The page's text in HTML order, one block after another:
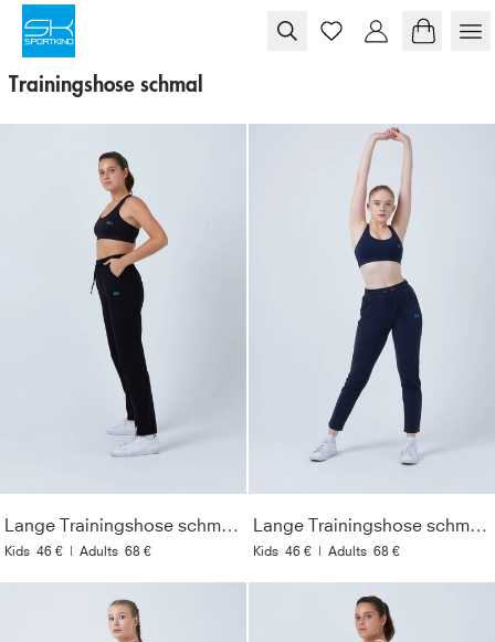
Trainingshose schmal
Lange Trainingshose schmal, schwarz
Kids 46 € | Adults 68 €
Lange Trainingshose schmal, navy blau
Kids 46 € | Adults 68 €